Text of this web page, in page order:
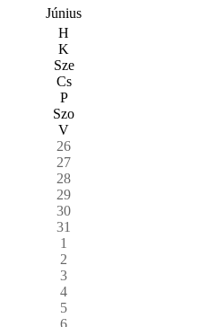
Június
H
K
Sze
Cs
P
Szo
V
26
27
28
29
30
31
1
2
3
4
5
6